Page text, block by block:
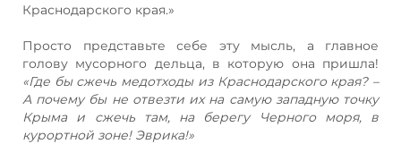
Краснодарского края.»
Просто представьте себе эту мысль, а главное
голову мусорного дельца, в которую она пришла!
«Где бы сжечь медотходы из Краснодарского края? –
А почему бы не отвезти их на самую западную точку
Крыма и сжечь там, на берегу Черного моря, в
курортной зоне! Эврика!»